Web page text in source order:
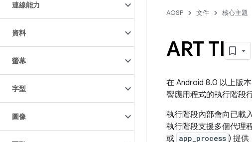
連線能力
資料
螢幕
字型
圖像
AOSP 文件 核心主題
ART TI
在 Android 8.0 以上版
響應用程式的執行階段
執行階段內部會向已載
執行階段支援多個代理
或 app_process ) 提供